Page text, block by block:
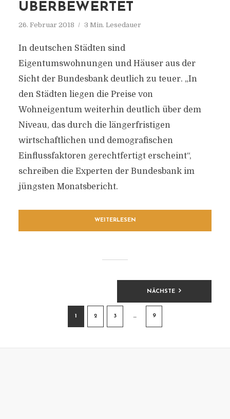
ÜBERBEWERTET
26. Februar 2018 3 Min. Lesedauer
In deutschen Städten sind
Eigentumswohnungen und Häuser aus der
Sicht der Bundesbank deutlich zu teuer. „In
den Städten liegen die Preise von
Wohneigentum weiterhin deutlich über dem
Niveau, das durch die längerfristigen
wirtschaftlichen und demografischen
Einflussfaktoren gerechtfertigt erscheint“,
schreiben die Experten der Bundesbank im
jüngsten Monatsbericht.
WEITERLESEN
BEITRAGSNAVIGATION
1 2 3 … 9
NÄCHSTE